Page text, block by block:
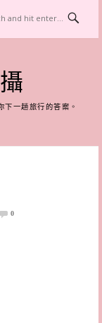
下一趟旅行的答案。
0